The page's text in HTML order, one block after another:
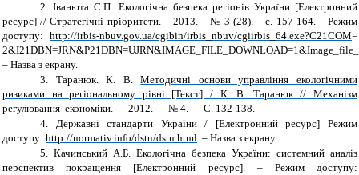
2. Іванюта С.П. Екологічна безпека регіонів України [Електронний
ресурс] // Стратегічні пріоритети. – 2013. – № 3 (28). – с. 157-164. – Режим
доступу: http://irbis-nbuv.gov.ua/cgibin/irbis_nbuv/cgiirbis_64.exe?C21COM=
– Назва з екрану.
3.
Таранюк. К. В.Методичні основи управління екологічними
ризиками на регіональному рівні [Текст] / К. В. Таранюк // Механізм
регулювання економіки. — 2012. — № 4. — С. 132-138.
4.
Державні стандарти України / [Електронний ресурс] Режим
доступу: http://normativ.info/dstu/dstu.html. – Назва з екрану.
5. Качинський А.Б. Екологічна безпека України: системний аналіз
перспектив покращення [Електронний ресурс]. – Режим доступу: